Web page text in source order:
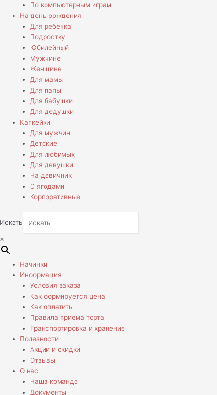
По компьютерным играм
На день рождения
Для ребенка
Подростку
Юбилейный
Мужчине
Женщине
Для мамы
Для папы
Для бабушки
Для дедушки
Капкейки
Для мужчин
Детские
Для любимых
Для девушки
На девичник
С ягодами
Корпоративные
Искать
×
Начинки
Информация
Условия заказа
Как формируется цена
Как оплатить
Правила приема торта
Транспортировка и хранение
Полезности
Акции и скидки
Отзывы
О нас
Наша команда
Документы